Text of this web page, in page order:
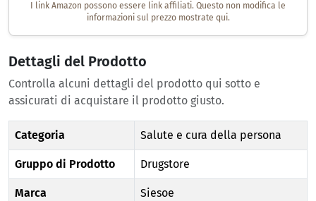
I link Amazon possono essere link affiliati. Questo non modifica le
informazioni sul prezzo mostrate qui.
Dettagli del Prodotto
Controlla alcuni dettagli del prodotto qui sotto e
assicurati di acquistare il prodotto giusto.
Categoria Salute e cura della persona
Gruppo di Prodotto Drugstore
Marca Siesoe